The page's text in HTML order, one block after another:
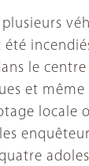
été
le centre
et
locale